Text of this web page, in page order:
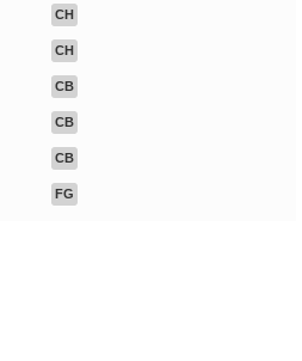
CH
CH
CB
CB
CB
FG